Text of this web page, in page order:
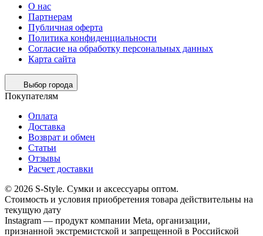
О нас
Партнерам
Публичная оферта
Политика конфиденциальности
Согласие на обработку персональных данных
Карта сайта
Выбор города
Покупателям
Оплата
Доставка
Возврат и обмен
Статьи
Отзывы
Расчет доставки
© 2026 S-Style. Сумки и аксессуары оптом.
Cтоимость и условия приобретения товара действительны на
текущую дату
Instagram — продукт компании Meta, организации,
признанной экстремистской и запрещенной в Российской